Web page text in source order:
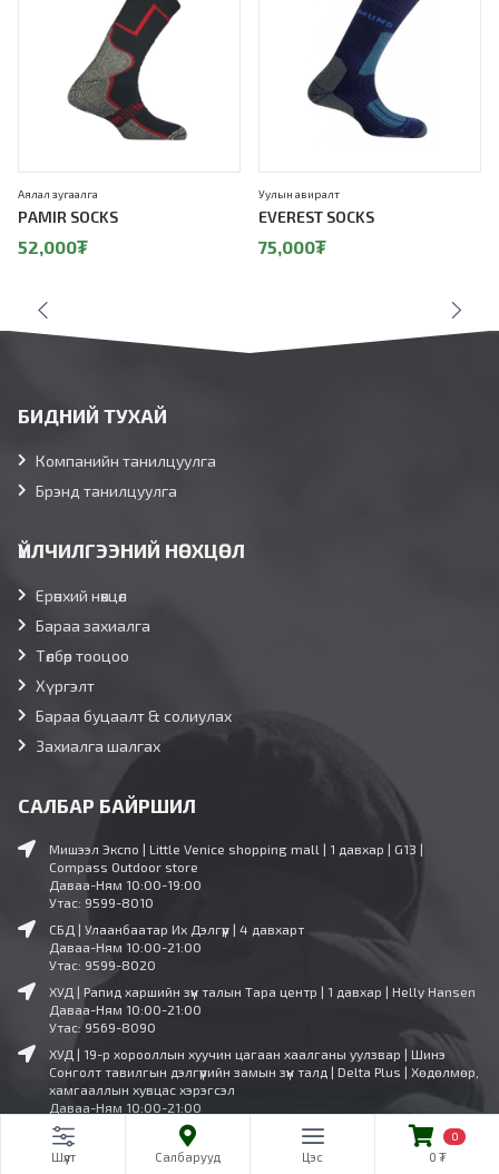
PAMIR SOCKS
Аялал зугаалга
52,000₮
EVEREST SOCKS
Уулын авиралт
75,000₮
Ангилал
0
БИДНИЙ ТУХАЙ
Компанийн танилцуулга
Брэнд танилцуулга
ҮЙЛЧИЛГЭЭНИЙ НӨХЦӨЛ
Ерөнхий нөхцөл
Бараа захиалга
Төлбөр тооцоо
Хүргэлт
Бараа буцаалт & солиулах
Захиалга шалгах
САЛБАР БАЙРШИЛ
Мишээл Экспо | Little Venice shopping mall | 1 давхар | G13 |
Compass Outdoor store
Даваа-Ням 10:00-19:00
Утас: 9599-8010
СБД | Улаанбаатар Их Дэлгүүр | 4 давхарт
Даваа-Ням 10:00-21:00
Утас: 9599-8020
ХУД | Рапид харшийн зүүн талын Тара центр | 1 давхар | Helly Hansen
Даваа-Ням 10:00-21:00
Утас: 9569-8090
ХУД | 19-р хорооллын хуучин цагаан хаалганы уулзвар | Шинэ
Сонголт тавилгын дэлгүүрийн замын зүүн талд | Delta Plus | Хөдөлмөр,
хамгааллын хувцас хэрэгсэл
Даваа-Ням 10:00-21:00
Утас: 11-341573
Шүүлт Салбарууд Цэс
0
0 ₮